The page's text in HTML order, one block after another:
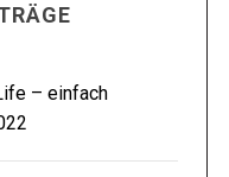
– einfach